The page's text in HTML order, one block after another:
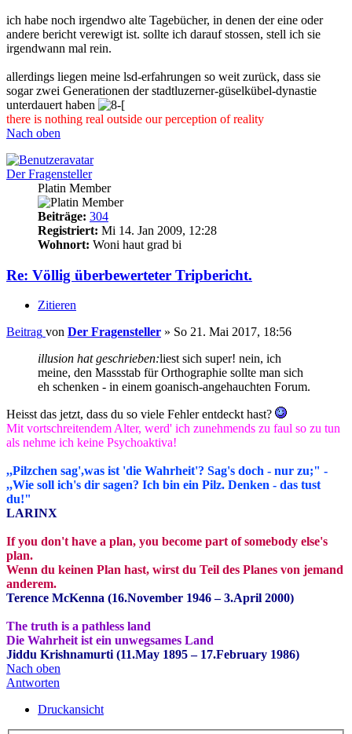
ich habe noch irgendwo alte Tagebücher, in denen der eine oder
andere bericht verewigt ist. sollte ich darauf stossen, stell ich sie
irgendwann mal rein.
allerdings liegen meine lsd-erfahrungen so weit zurück, dass sie
sogar zwei Generationen der stadtluzerner-güselkübel-dynastie
unterdauert haben
there is nothing real outside our perception of reality
Nach oben
Der Fragensteller
Platin Member
Beiträge: 304
Registriert: Mi 14. Jan 2009, 12:28
Wohnort: Woni haut grad bi
Re: Völlig überbewerteter Tripbericht.
Zitieren
Beitrag von Der Fragensteller » So 21. Mai 2017, 18:56
illusion hat geschrieben:liest sich super! nein, ich
meine, den Massstab für Orthographie sollte man sich
eh schenken - in einem goanisch-angehauchten Forum.
Heisst das jetzt, dass du so viele Fehler entdeckt hast?
Mit vortschreitendem Alter, werd' ich zunehmends zu faul so zu tun
als nehme ich keine Psychoaktiva!
,,Pilzchen sag',was ist 'die Wahrheit'? Sag's doch - nur zu;" -
,,Wie soll ich's dir sagen? Ich bin ein Pilz. Denken - das tust
du!"
LARINX
If you don't have a plan, you become part of somebody else's
plan.
Wenn du keinen Plan hast, wirst du Teil des Planes von jemand
anderem.
Terence McKenna (16.November 1946 – 3.April 2000)
The truth is a pathless land
Die Wahrheit ist ein unwegsames Land
Jiddu Krishnamurti (11.May 1895 – 17.February 1986)
Nach oben
Antworten
Druckansicht